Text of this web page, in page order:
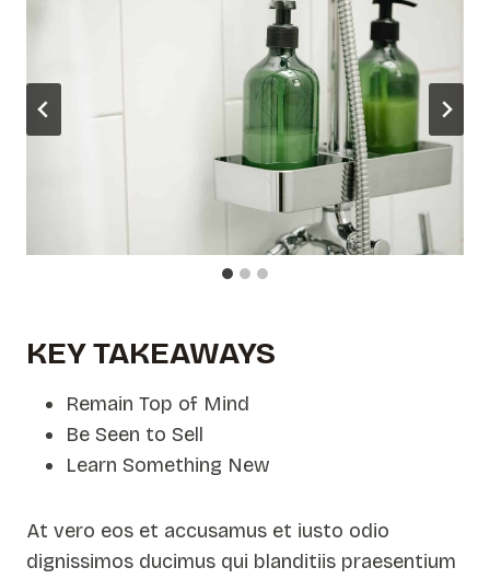
KEY TAKEAWAYS
Remain Top of Mind
Be Seen to Sell
Learn Something New
At vero eos et accusamus et iusto odio
dignissimos ducimus qui blanditiis praesentium